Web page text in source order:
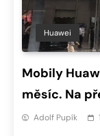
Huawei
Mobily
měsíc. Na
Adolf Pupík